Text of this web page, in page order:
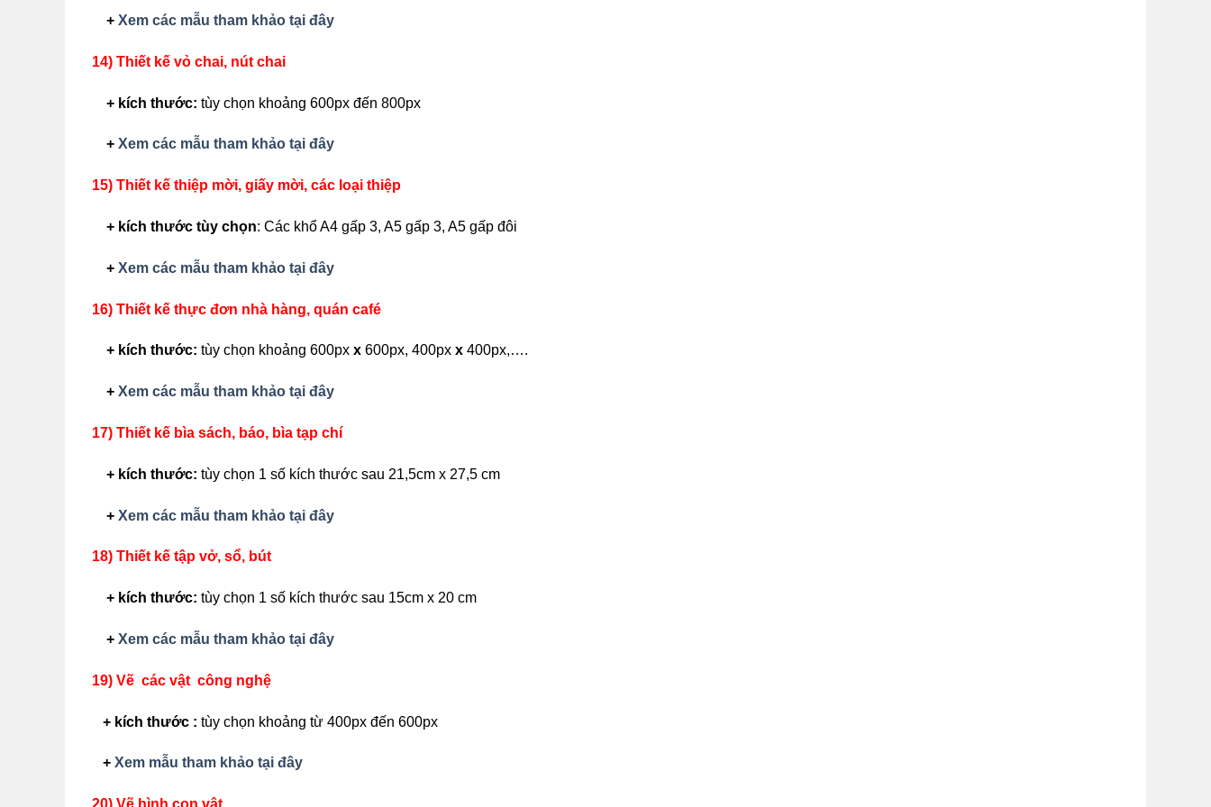
+ Xem các mẫu tham khảo tại đây
14) Thiết kế vỏ chai, nút chai
+ kích thước: tùy chọn khoảng 600px đến 800px
+ Xem các mẫu tham khảo tại đây
15) Thiết kế thiệp mời, giấy mời, các loại thiệp
+ kích thước tùy chọn: Các khổ A4 gấp 3, A5 gấp 3, A5 gấp đôi
+ Xem các mẫu tham khảo tại đây
16) Thiết kế thực đơn nhà hàng, quán café
+ kích thước: tùy chọn khoảng 600px x 600px, 400px x 400px,….
+ Xem các mẫu tham khảo tại đây
17) Thiết kế bìa sách, báo, bìa tạp chí
+ kích thước: tùy chọn 1 số kích thước sau 21,5cm x 27,5 cm
+ Xem các mẫu tham khảo tại đây
18) Thiết kế tập vở, sổ, bút
+ kích thước: tùy chọn 1 số kích thước sau 15cm x 20 cm
+ Xem các mẫu tham khảo tại đây
19) Vẽ các vật công nghệ
+ kích thước : tùy chọn khoảng từ 400px đến 600px
+ Xem mẫu tham khảo tại đây